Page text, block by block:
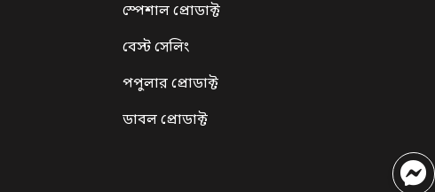
স্পেশাল প্রোডাক্ট
বেস্ট সেলিং
পপুলার প্রোডাক্ট
ডাবল প্রোডাক্ট